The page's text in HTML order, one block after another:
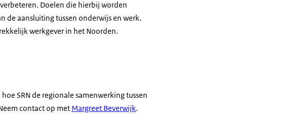
Doelen die hierbij worden
de aansluiting tussen onderwijs en werk.
werkgever in het Noorden.
SRN de regionale samenwerking tussen
contact op met Margreet Beverwijk.